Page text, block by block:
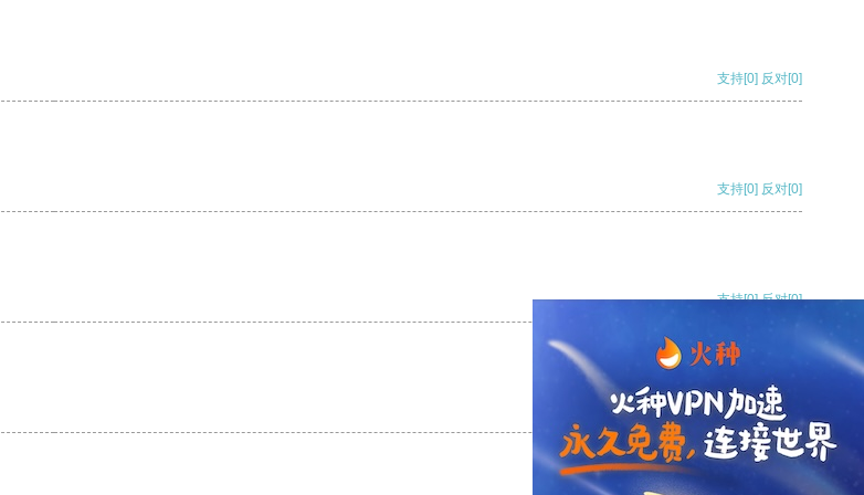
支持[0] 反对[0]
支持[0] 反对[0]
支持[0] 反对[0]
支持[0] 反对